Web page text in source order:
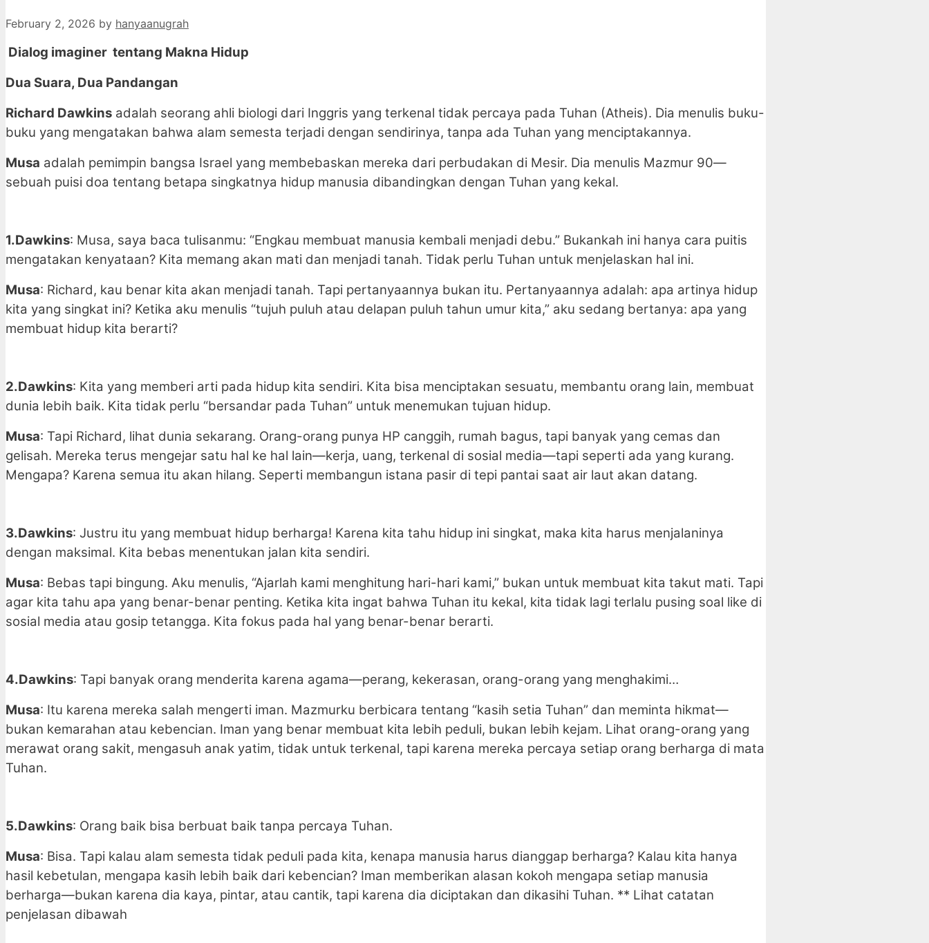
February 2, 2026 by hanyaanugrah
Dialog imaginer tentang Makna Hidup
Dua Suara, Dua Pandangan
Richard Dawkins adalah seorang ahli biologi dari Inggris yang terkenal tidak percaya pada Tuhan (Atheis). Dia menulis buku-
buku yang mengatakan bahwa alam semesta terjadi dengan sendirinya, tanpa ada Tuhan yang menciptakannya.
Musa adalah pemimpin bangsa Israel yang membebaskan mereka dari perbudakan di Mesir. Dia menulis Mazmur 90—
sebuah puisi doa tentang betapa singkatnya hidup manusia dibandingkan dengan Tuhan yang kekal.
1.Dawkins: Musa, saya baca tulisanmu: “Engkau membuat manusia kembali menjadi debu.” Bukankah ini hanya cara puitis
mengatakan kenyataan? Kita memang akan mati dan menjadi tanah. Tidak perlu Tuhan untuk menjelaskan hal ini.
Musa: Richard, kau benar kita akan menjadi tanah. Tapi pertanyaannya bukan itu. Pertanyaannya adalah: apa artinya hidup
kita yang singkat ini? Ketika aku menulis “tujuh puluh atau delapan puluh tahun umur kita,” aku sedang bertanya: apa yang
membuat hidup kita berarti?
2.Dawkins: Kita yang memberi arti pada hidup kita sendiri. Kita bisa menciptakan sesuatu, membantu orang lain, membuat
dunia lebih baik. Kita tidak perlu “bersandar pada Tuhan” untuk menemukan tujuan hidup.
Musa: Tapi Richard, lihat dunia sekarang. Orang-orang punya HP canggih, rumah bagus, tapi banyak yang cemas dan
gelisah. Mereka terus mengejar satu hal ke hal lain—kerja, uang, terkenal di sosial media—tapi seperti ada yang kurang.
Mengapa? Karena semua itu akan hilang. Seperti membangun istana pasir di tepi pantai saat air laut akan datang.
3.Dawkins: Justru itu yang membuat hidup berharga! Karena kita tahu hidup ini singkat, maka kita harus menjalaninya
dengan maksimal. Kita bebas menentukan jalan kita sendiri.
Musa: Bebas tapi bingung. Aku menulis, “Ajarlah kami menghitung hari-hari kami,” bukan untuk membuat kita takut mati. Tapi
agar kita tahu apa yang benar-benar penting. Ketika kita ingat bahwa Tuhan itu kekal, kita tidak lagi terlalu pusing soal like di
sosial media atau gosip tetangga. Kita fokus pada hal yang benar-benar berarti.
4.Dawkins: Tapi banyak orang menderita karena agama—perang, kekerasan, orang-orang yang menghakimi…
Musa: Itu karena mereka salah mengerti iman. Mazmurku berbicara tentang “kasih setia Tuhan” dan meminta hikmat—
bukan kemarahan atau kebencian. Iman yang benar membuat kita lebih peduli, bukan lebih kejam. Lihat orang-orang yang
merawat orang sakit, mengasuh anak yatim, tidak untuk terkenal, tapi karena mereka percaya setiap orang berharga di mata
Tuhan.
5.Dawkins: Orang baik bisa berbuat baik tanpa percaya Tuhan.
Musa: Bisa. Tapi kalau alam semesta tidak peduli pada kita, kenapa manusia harus dianggap berharga? Kalau kita hanya
hasil kebetulan, mengapa kasih lebih baik dari kebencian? Iman memberikan alasan kokoh mengapa setiap manusia
berharga—bukan karena dia kaya, pintar, atau cantik, tapi karena dia diciptakan dan dikasihi Tuhan. ** Lihat catatan
penjelasan dibawah